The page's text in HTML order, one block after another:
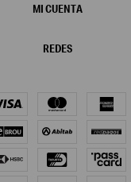
MI CUENTA
REDES